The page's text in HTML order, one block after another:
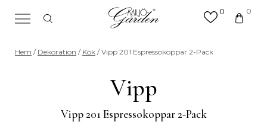
0 0
Sök efter valfri produkt eller
kategori
Hem / Dekoration / Kök / Vipp 201 Espressokoppar 2-Pack
Vipp
Vipp 201 Espressokoppar 2-Pack